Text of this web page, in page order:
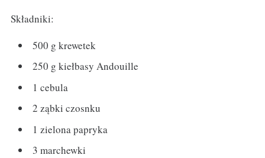
Składniki:
500 g krewetek
250 g kiełbasy Andouille
1 cebula
2 ząbki czosnku
1 zielona papryka
3 marchewki